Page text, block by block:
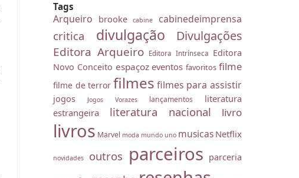
Tags
Arqueiro brooke cabine cabinedeimprensa
critica divulgação Divulgações
Editora Arqueiro Editora Intrínseca Editora
Novo Conceito espaçoz eventos favoritos filme
filme de terror filmes filmes para assistir
jogos Jogos Vorazes lançamentos
literatura
estrangeira
literatura nacional livro
livros Marvel moda mundo uno musicas Netflix
novidades outros parceiros parceria